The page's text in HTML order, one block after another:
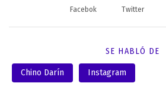
Facebok Twitter
SE HABLÓ DE
Chino Darín Instagram